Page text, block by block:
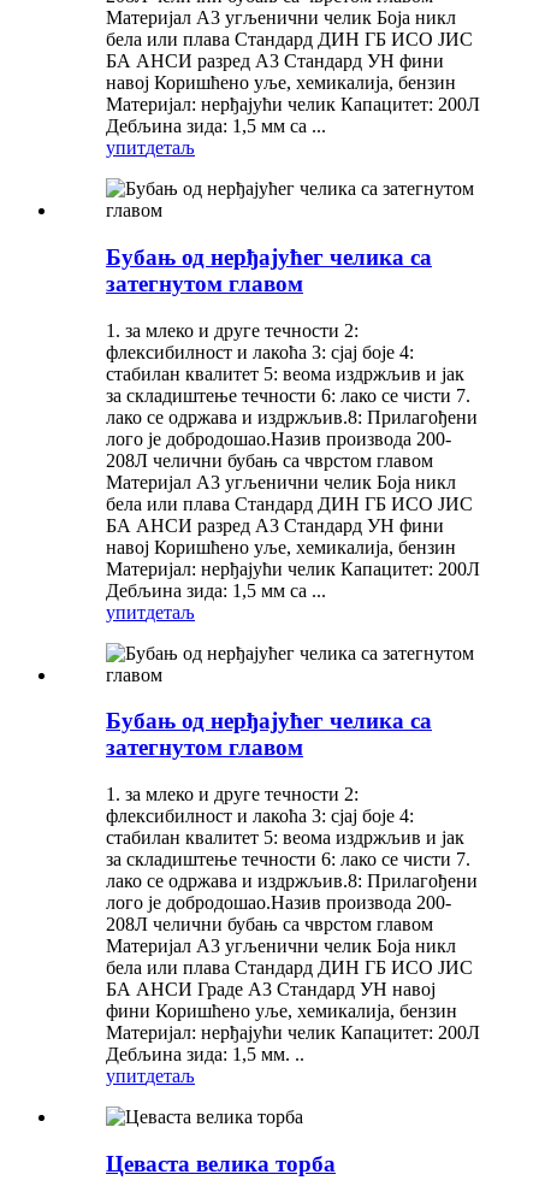
Материјал А3 угљенични челик Боја никл
бела или плава Стандард ДИН ГБ ИСО ЈИС
БА АНСИ разред А3 Стандард УН фини
навој Коришћено уље, хемикалија, бензин
Материјал: нерђајући челик Капацитет: 200Л
Дебљина зида: 1,5 мм са ...
упитдетаљ
Бубањ од нерђајућег челика са
затегнутом главом
1. за млеко и друге течности 2:
флексибилност и лакоћа 3: сјај боје 4:
стабилан квалитет 5: веома издржљив и јак
за складиштење течности 6: лако се чисти 7.
лако се одржава и издржљив.8: Прилагођени
лого је добродошао.Назив производа 200-
208Л челични бубањ са чврстом главом
Материјал А3 угљенични челик Боја никл
бела или плава Стандард ДИН ГБ ИСО ЈИС
БА АНСИ разред А3 Стандард УН фини
навој Коришћено уље, хемикалија, бензин
Материјал: нерђајући челик Капацитет: 200Л
Дебљина зида: 1,5 мм са ...
упитдетаљ
Бубањ од нерђајућег челика са
затегнутом главом
1. за млеко и друге течности 2:
флексибилност и лакоћа 3: сјај боје 4:
стабилан квалитет 5: веома издржљив и јак
за складиштење течности 6: лако се чисти 7.
лако се одржава и издржљив.8: Прилагођени
лого је добродошао.Назив производа 200-
208Л челични бубањ са чврстом главом
Материјал А3 угљенични челик Боја никл
бела или плава Стандард ДИН ГБ ИСО ЈИС
БА АНСИ Граде А3 Стандард УН навој
фини Коришћено уље, хемикалија, бензин
Материјал: нерђајући челик Капацитет: 200Л
Дебљина зида: 1,5 мм. ..
упитдетаљ
Цеваста велика торба